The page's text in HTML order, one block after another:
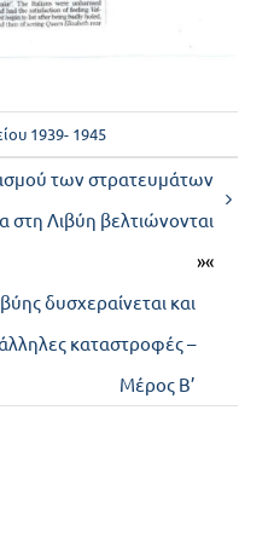
1939- 1945
των στρατευμάτων
στη Λιβύη βελτιώνονται
»«
δυσχεραίνεται και
καταστροφές –
Μέρος Β’